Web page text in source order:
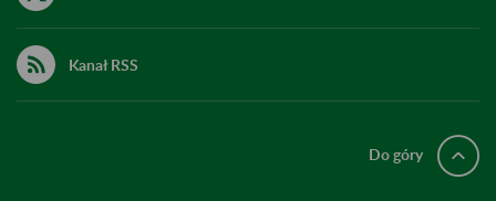
Kanał RSS
Do góry